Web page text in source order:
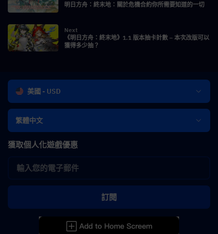
明日方舟：終末地：關於危機合約你所需要知道的一切
Next
《明日方舟：終末地》1.1 版本抽卡計數 – 本次改版可以
獲得多少抽？
美國 - USD
繁體中文
獲取個人化遊戲優惠
訂閱